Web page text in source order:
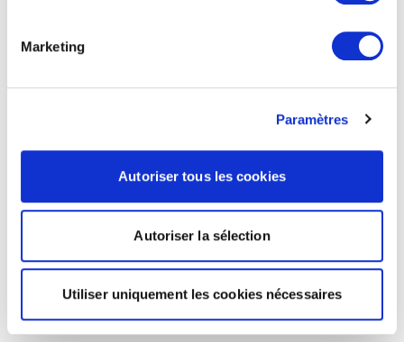
Marketing
Paramètres
Autoriser tous les cookies
Autoriser la sélection
Utiliser uniquement les cookies nécessaires